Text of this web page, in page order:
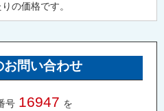
の価格です。
お問い合わせ
号 16947 を